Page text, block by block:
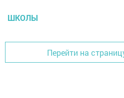
ШКОЛЫ
Перейти на